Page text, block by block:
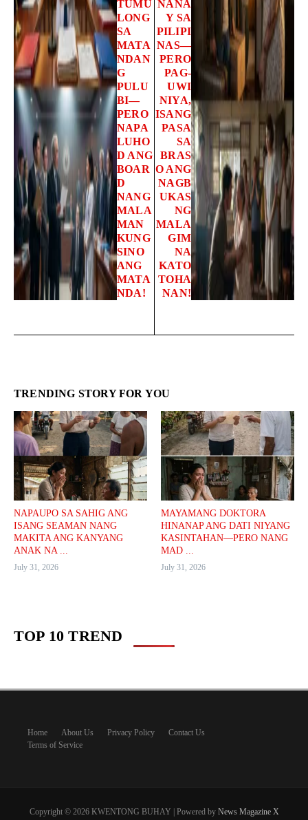
TUMU
LONG
SA
MATA
NDAN
G
PULU
BI—
PERO
NAPA
LUHO
D ANG
BOAR
D
NANG
MALA
MAN
KUNG
SINO
ANG
MATA
NDA!
NANA
Y SA
PILIPI
NAS—
PERO
PAG-
UWI
NIYA,
ISANG
PASA
SA
BRAS
O ANG
NAGB
UKAS
NG
MALA
GIM
NA
KATO
TOHA
NAN!
TRENDING STORY FOR YOU
NAPAUPO SA SAHIG ANG
ISANG SEAMAN NANG
MAKITA ANG KANYANG
ANAK NA ...
July 31, 2026
MAYAMANG DOKTORA
HINANAP ANG DATI NIYANG
KASINTAHAN—PERO NANG
MAD ...
July 31, 2026
TOP 10 TREND
Home About Us Privacy Policy
Contact Us
Terms of Service
Copyright © 2026 KWENTONG BUHAY | Powered by News Magazine X